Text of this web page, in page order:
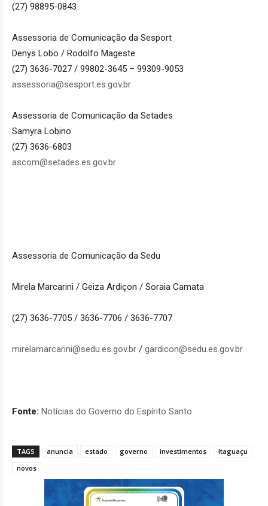
(27) 98895-0843
Assessoria de Comunicação da Sesport
Denys Lobo / Rodolfo Mageste
(27) 3636-7027 / 99802-3645 – 99309-9053
assessoria@sesport.es.gov.br
Assessoria de Comunicação da Setades
Samyra Lobino
(27) 3636-6803
ascom@setades.es.gov.br
Assessoria de Comunicação da Sedu
Mirela Marcarini / Geiza Ardiçon / Soraia Camata
(27) 3636-7705 / 3636-7706 / 3636-7707
mirelamarcarini@sedu.es.gov.br / gardicon@sedu.es.gov.br
Fonte: Notícias do Governo do Espírito Santo
TAGS anuncia estado governo investimentos
Itaguaçu
novos